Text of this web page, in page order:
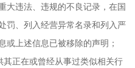
大违法、违规的不良记录，在国
罚、列入经营异常名录和列入严
或上述信息已被移除的声明；
正在或曾经从事过类似相关行